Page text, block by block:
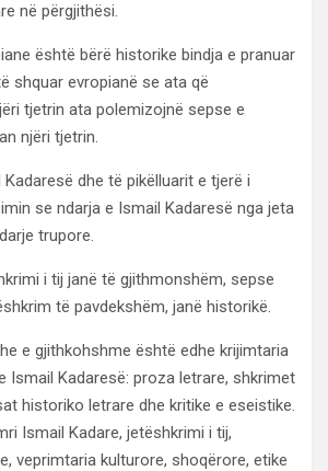
në përgjithësi.
është bërë historike bindja e pranuar
shquar evropianë se ata që
tjetrin ata polemizojnë sepse e
njëri tjetrin.
dhe të pikëlluarit e tjerë i
se ndarja e Ismail Kadaresë nga jeta
trupore.
i tij janë të gjithmonshëm, sepse
të pavdekshëm, janë historikë.
e gjithkohshme është edhe krijimtaria
Ismail Kadaresë: proza letrare, shkrimet
historiko letrare dhe kritike e eseistike.
Ismail Kadare, jetëshkrimi i tij,
veprimtaria kulturore, shoqërore, etike